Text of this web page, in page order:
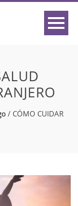
/ CÓMO CUIDAR